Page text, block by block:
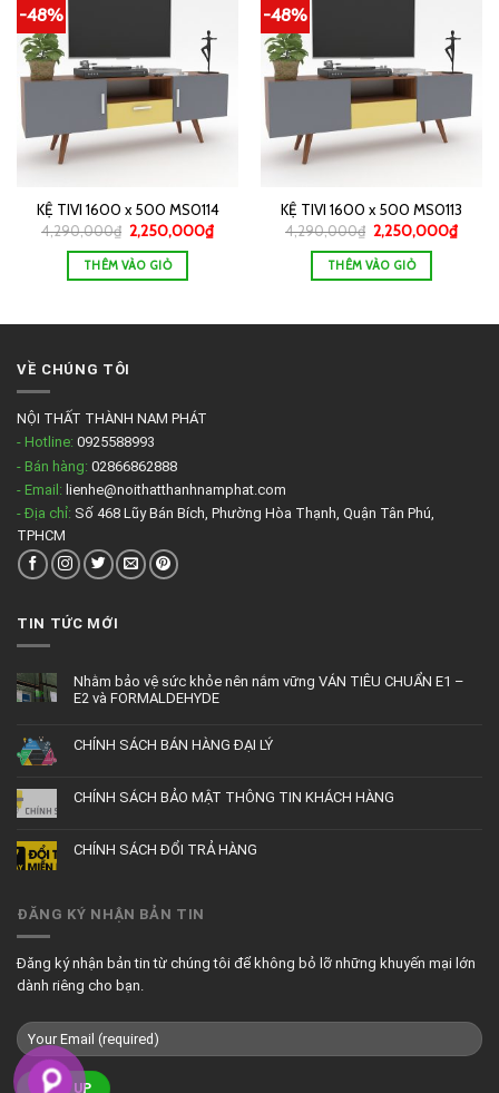
-48%
KỆ TIVI 1600 x 500 MS0114
4,290,000₫ 2,250,000₫
THÊM VÀO GIỎ
-48%
KỆ TIVI 1600 x 500 MS0113
4,290,000₫ 2,250,000₫
THÊM VÀO GIỎ
VỀ CHÚNG TÔI
NỘI THẤT THÀNH NAM PHÁT
- Hotline: 0925588993
- Bán hàng: 02866862888
- Email: lienhe@noithatthanhnamphat.com
- Địa chỉ: Số 468 Lũy Bán Bích, Phường Hòa Thạnh, Quận Tân Phú,
TPHCM
TIN TỨC MỚI
Nhằm bảo vệ sức khỏe nên nắm vững VÁN TIÊU CHUẨN E1 –
E2 và FORMALDEHYDE
CHÍNH SÁCH BÁN HÀNG ĐẠI LÝ
CHÍNH SÁCH BẢO MẬT THÔNG TIN KHÁCH HÀNG
CHÍNH SÁCH ĐỔI TRẢ HÀNG
ĐĂNG KÝ NHẬN BẢN TIN
Đăng ký nhận bản tin từ chúng tôi để không bỏ lỡ những khuyến mại lớn
dành riêng cho bạn.